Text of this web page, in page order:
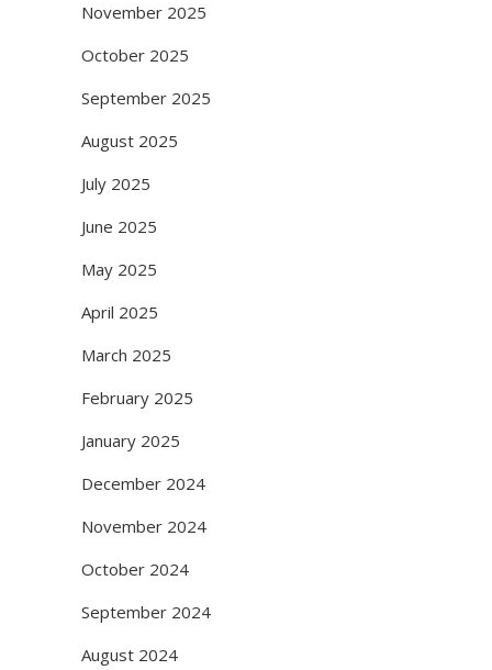
November 2025
October 2025
September 2025
August 2025
July 2025
June 2025
May 2025
April 2025
March 2025
February 2025
January 2025
December 2024
November 2024
October 2024
September 2024
August 2024